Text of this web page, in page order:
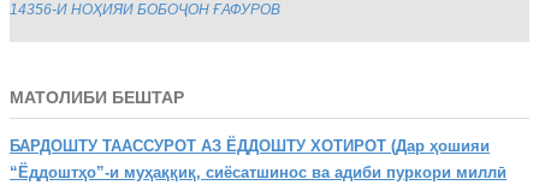
14356-И НОҲИЯИ БОБОҶОН ҒАФУРОВ
МАТОЛИБИ БЕШТАР
БАРДОШТУ ТААССУРОТ АЗ ЁДДОШТУ ХОТИРОТ (Дар ҳошияи
“Ёддоштҳо”-и муҳаққиқ, сиёсатшинос ва адиби пуркори миллӣ